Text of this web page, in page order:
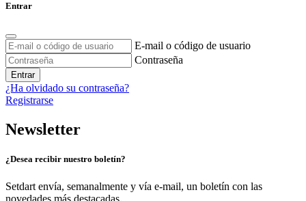
Entrar
E-mail o código de usuario
Contraseña
Entrar
¿Ha olvidado su contraseña?
Registrarse
Newsletter
¿Desea recibir nuestro boletín?
Setdart envía, semanalmente y vía e-mail, un boletín con las
novedades más destacadas.